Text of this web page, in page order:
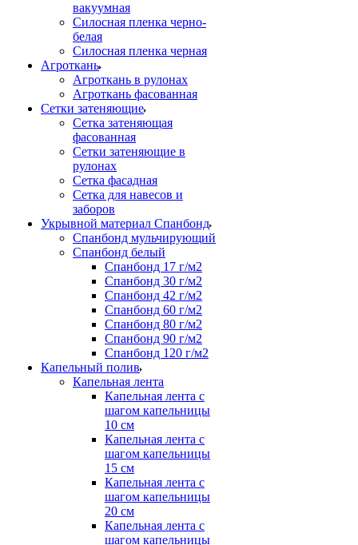
вакуумная
Силосная пленка черно-
белая
Силосная пленка черная
Агроткань
Агроткань в рулонах
Агроткань фасованная
Сетки затеняющие
Сетка затеняющая
фасованная
Сетки затеняющие в
рулонах
Сетка фасадная
Сетка для навесов и
заборов
Укрывной материал Спанбонд
Спанбонд мульчирующий
Спанбонд белый
Спанбонд 17 г/м2
Спанбонд 30 г/м2
Спанбонд 42 г/м2
Спанбонд 60 г/м2
Спанбонд 80 г/м2
Спанбонд 90 г/м2
Спанбонд 120 г/м2
Капельный полив
Капельная лента
Капельная лента с
шагом капельницы
10 см
Капельная лента с
шагом капельницы
15 см
Капельная лента с
шагом капельницы
20 см
Капельная лента с
шагом капельницы